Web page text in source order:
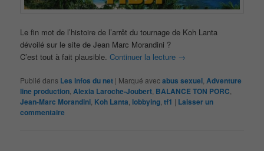
Le fin mot de l’histoire de l’arrêt du tournage de Koh Lanta
dévoilé sur le site de Jean Marc Morandini ?
C’est tout à fait plausible.Continuer la lecture →
Publié dans Les infos du net | Marqué avecabus sexuel Adventure
line production Alexia Laroche-Joubert BALANCE TON PORC
Jean-Marc Morandini Koh Lanta lobbying ,tf1 | Laisser un
commentaire